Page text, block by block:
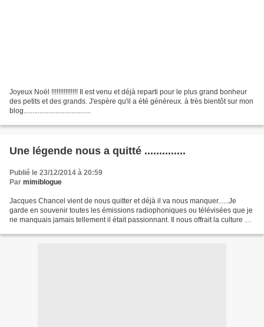
Joyeux Noël !!!!!!!!!!!!!!! Il est venu et déjà reparti pour le plus grand bonheur
des petits et des grands. J'espère qu'il a été généreux. à très bientôt sur mon
blog......................................
Une légende nous a quitté ..............
Publié le 23/12/2014 à 20:59
Par mimiblogue
Jacques Chancel vient de nous quitter et déjà il va nous manquer......Je
garde en souvenir toutes les émissions radiophoniques ou télévisées que je
ne manquais jamais tellement il était passionnant. Il nous offrait la culture à